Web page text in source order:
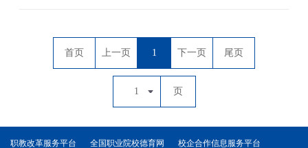
首页 上一页 1 下一页 尾页
1 页
职教改革服务平台 全国职业院校德育网 校企合作信息服务平台